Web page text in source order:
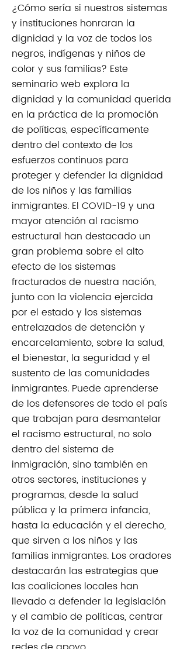
¿Cómo sería si nuestros sistemas
y instituciones honraran la
dignidad y la voz de todos los
negros, indígenas y niños de
color y sus familias? Este
seminario web explora la
dignidad y la comunidad querida
en la práctica de la promoción
de políticas, específicamente
dentro del contexto de los
esfuerzos continuos para
proteger y defender la dignidad
de los niños y las familias
inmigrantes. El COVID-19 y una
mayor atención al racismo
estructural han destacado un
gran problema sobre el alto
efecto de los sistemas
fracturados de nuestra nación,
junto con la violencia ejercida
por el estado y los sistemas
entrelazados de detención y
encarcelamiento, sobre la salud,
el bienestar, la seguridad y el
sustento de las comunidades
inmigrantes. Puede aprenderse
de los defensores de todo el país
que trabajan para desmantelar
el racismo estructural, no solo
dentro del sistema de
inmigración, sino también en
otros sectores, instituciones y
programas, desde la salud
pública y la primera infancia,
hasta la educación y el derecho,
que sirven a los niños y las
familias inmigrantes. Los oradores
destacarán las estrategias que
las coaliciones locales han
llevado a defender la legislación
y el cambio de políticas, centrar
la voz de la comunidad y crear